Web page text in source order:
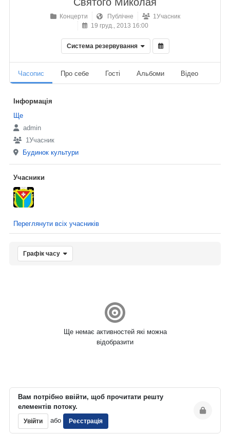
Концерти Публічне
1Учасник
19 груд., 2013 16:00
Система резервування
Часопис Про себе Гості Альбоми Відео
Інформація
Ще
admin
1Учасник
Будинок культури
Учасники
Переглянути всіх учасників
Графік часу
Ще немає активностей які можна
відобразити
Вам потрібно ввійти, щоб прочитати решту
елементів потоку.
Увійти або Реєстрація